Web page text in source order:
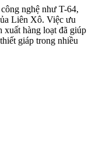
nghệ như T-64,
Liên Xô. Việc ưu
xuất hàng loạt đã giúp
giáp trong nhiều